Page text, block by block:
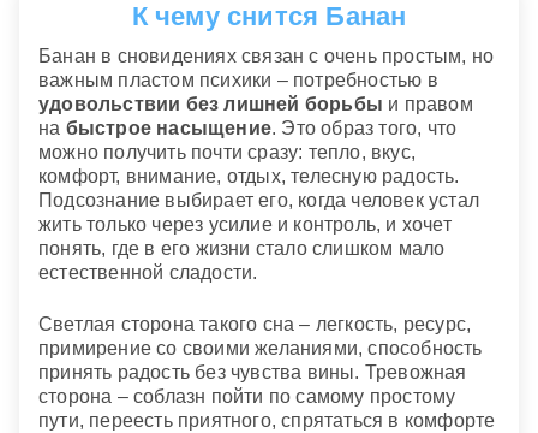
К чему снится Банан
Банан в сновидениях связан с очень простым, но
важным пластом психики – потребностью в
удовольствии без лишней борьбы и правом
на быстрое насыщение. Это образ того, что
можно получить почти сразу: тепло, вкус,
комфорт, внимание, отдых, телесную радость.
Подсознание выбирает его, когда человек устал
жить только через усилие и контроль, и хочет
понять, где в его жизни стало слишком мало
естественной сладости.
Светлая сторона такого сна – легкость, ресурс,
примирение со своими желаниями, способность
принять радость без чувства вины. Тревожная
сторона – соблазн пойти по самому простому
пути, переесть приятного, спрятаться в комфорте